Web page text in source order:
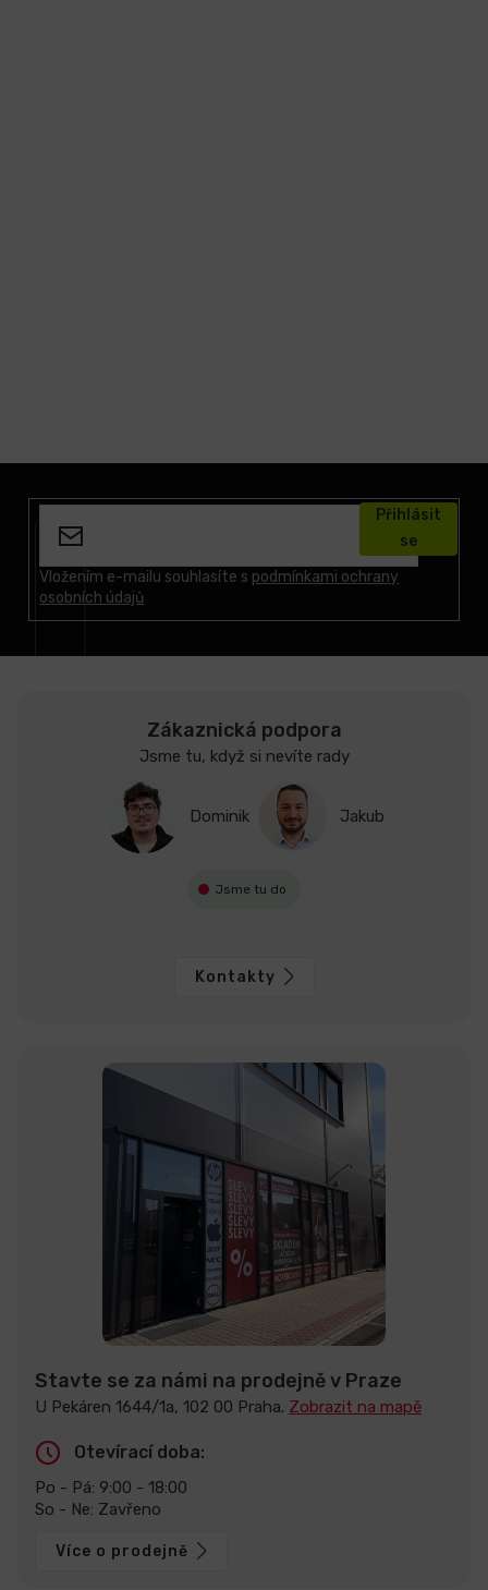
Vložením e-mailu souhlasíte s podmínkami ochrany
osobních údajů
Přihlásit
se
Zákaznická podpora
Jsme tu, když si nevíte rady
Dominik Jakub
Jsme tu do
Kontakty
Stavte se za námi na prodejně v Praze
U Pekáren 1644/1a, 102 00 Praha. Zobrazit na mapě
Otevírací doba:
Po - Pá: 9:00 - 18:00
So - Ne: Zavřeno
Více o prodejně